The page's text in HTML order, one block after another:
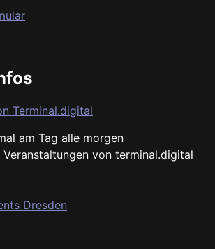
Terminal.digital
am Tag alle morgen
von terminal.digital
Dresden